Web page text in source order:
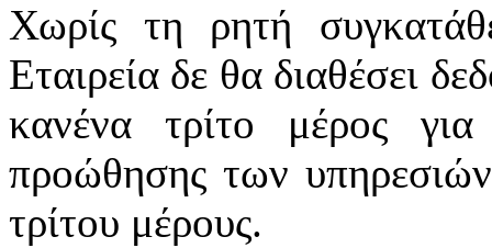
Χωρίς τη ρητή
Εταιρεία δε θα διαθέσει
κανένα τρίτο μέρος για
προώθησης των
τρίτου μέρους.